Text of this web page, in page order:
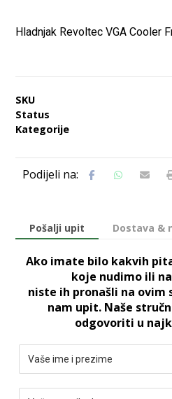
Hladnjak Revoltec VGA Cooler
SKU
Status
Kategorije
Pošalji upit Dostava &
Ako imate bilo kakvih
koje nudimo ili
niste ih pronašli na
nam upit. Naše
odgovoriti u